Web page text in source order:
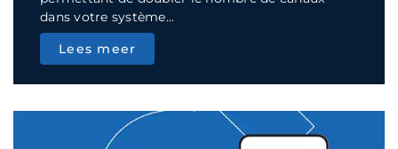
dans votre système...
Lees meer